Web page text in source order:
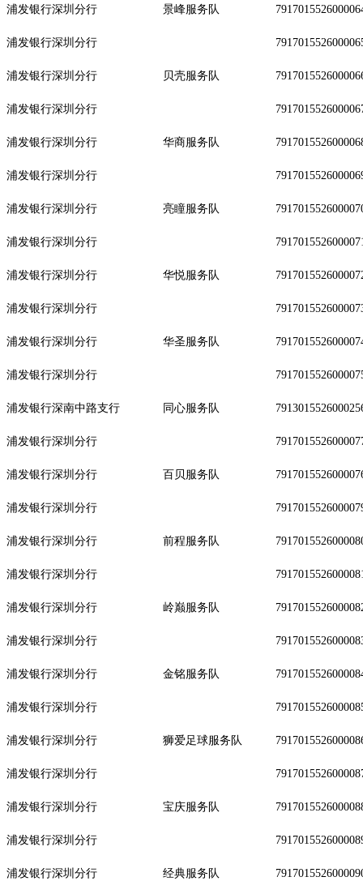
浦发银行深圳分行 景峰服务队
浦发银行深圳分行
浦发银行深圳分行 贝壳服务队
浦发银行深圳分行
浦发银行深圳分行 华商服务队
浦发银行深圳分行
浦发银行深圳分行 亮瞳服务队
浦发银行深圳分行
浦发银行深圳分行 华悦服务队
浦发银行深圳分行
浦发银行深圳分行 华圣服务队
浦发银行深圳分行
浦发银行深南中路支行 同心服务队
浦发银行深圳分行
浦发银行深圳分行 百贝服务队
浦发银行深圳分行
浦发银行深圳分行 前程服务队
浦发银行深圳分行
浦发银行深圳分行 岭巅服务队
浦发银行深圳分行
浦发银行深圳分行 金铭服务队
浦发银行深圳分行
浦发银行深圳分行 狮爱足球服务队
浦发银行深圳分行
浦发银行深圳分行 宝庆服务队
浦发银行深圳分行
浦发银行深圳分行 经典服务队